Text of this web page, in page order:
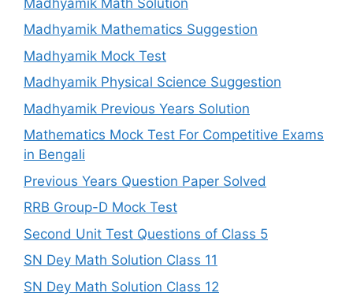
Madhyamik Mathematics Suggestion
Madhyamik Mock Test
Madhyamik Physical Science Suggestion
Madhyamik Previous Years Solution
Mathematics Mock Test For Competitive Exams
in Bengali
Previous Years Question Paper Solved
RRB Group-D Mock Test
Second Unit Test Questions of Class 5
SN Dey Math Solution Class 11
SN Dey Math Solution Class 12